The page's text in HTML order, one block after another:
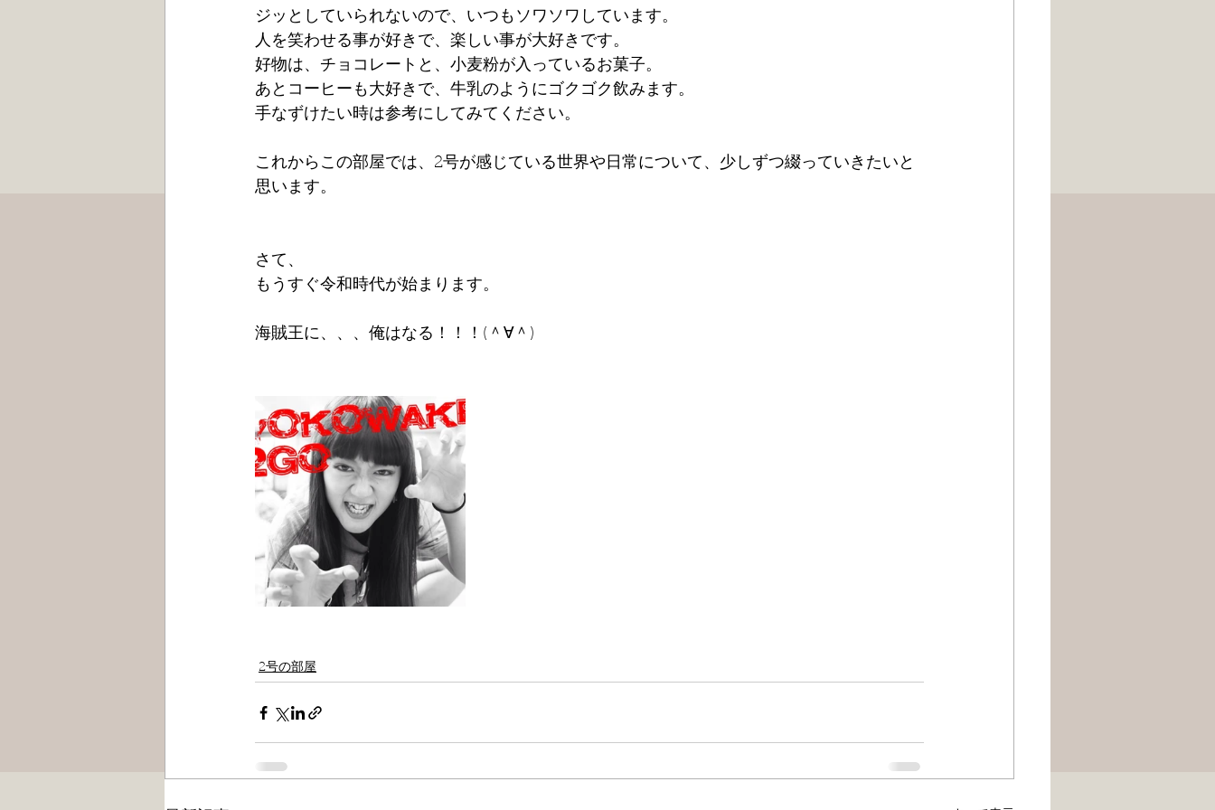
ジッとしていられないので、いつもソワソワしています。
人を笑わせる事が好きで、楽しい事が大好きです。
好物は、チョコレートと、小麦粉が入っているお菓子。
あとコーヒーも大好きで、牛乳のようにゴクゴク飲みます。
手なずけたい時は参考にしてみてください。
これからこの部屋では、2号が感じている世界や日常について、少しずつ綴っていきたいと
思います。
さて、
もうすぐ令和時代が始まります。
海賊王に、、、俺はなる！！！(＾∀＾)
2号の部屋